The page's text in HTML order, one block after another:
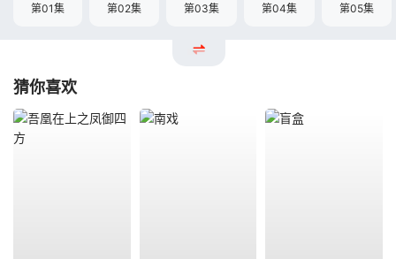
第01集 第02集 第03集 第04集 第05集
猜你喜欢